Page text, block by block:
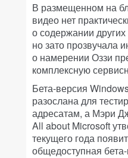
В размещенном на
видео нет
о содержании
но зато прозвучала
о намерении Оззи
комплексную
Бета-версия
разослана для
адресатам, а Мэри
All about Microsoft
текущего года
общедоступная